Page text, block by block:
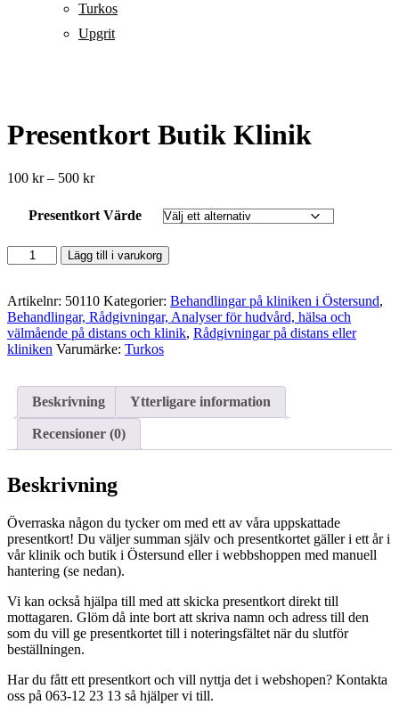
Turkos
Upgrit
Presentkort Butik Klinik
100 kr – 500 krPrisintervall:
till
500 kr
Presentkort Värde
Presentkort
Butik
mängd
Lägg till i varukorg
Artikelnr: 50110 Kategorier: Behandlingar på kliniken i Östersund,
Behandlingar, Rådgivningar, Analyser för hudvård, hälsa och
välmående på distans och klinik, Rådgivningar på distans eller
kliniken Varumärke: Turkos
Beskrivning Ytterligare information
Recensioner (0)
Beskrivning
Överraska någon du tycker om med ett av våra uppskattade
presentkort! Du väljer summan själv och presentkortet gäller i ett år i
vår klinik och butik i Östersund eller i webbshoppen med manuell
hantering (se nedan).
Vi kan också hjälpa till med att skicka presentkort direkt till
mottagaren. Glöm då inte bort att skriva namn och adress till den
som du vill ge presentkortet till i noteringsfältet när du slutför
beställningen.
Har du fått ett presentkort och vill nyttja det i webshopen? Kontakta
oss på 063-12 23 13 så hjälper vi till.